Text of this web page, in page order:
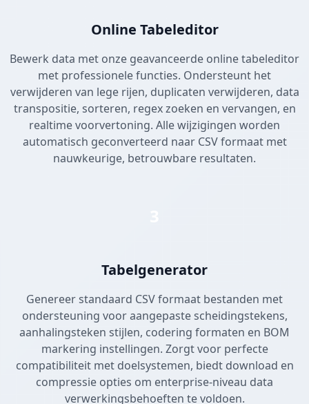
Online Tabeleditor
Bewerk data met onze geavanceerde online tabeleditor
met professionele functies. Ondersteunt het
verwijderen van lege rijen, duplicaten verwijderen, data
transpositie, sorteren, regex zoeken en vervangen, en
realtime voorvertoning. Alle wijzigingen worden
automatisch geconverteerd naar CSV formaat met
nauwkeurige, betrouwbare resultaten.
Tabelgenerator
Genereer standaard CSV formaat bestanden met
ondersteuning voor aangepaste scheidingstekens,
aanhalingsteken stijlen, codering formaten en BOM
markering instellingen. Zorgt voor perfecte
compatibiliteit met doelsystemen, biedt download en
compressie opties om enterprise-niveau data
verwerkingsbehoeften te voldoen.